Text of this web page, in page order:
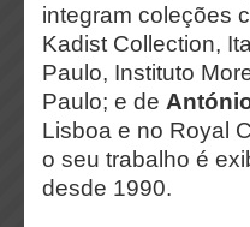
integram coleções
Kadist Collection,
Paulo, Instituto
Paulo; e de
Lisboa e no Royal
o seu trabalho é
desde 1990.